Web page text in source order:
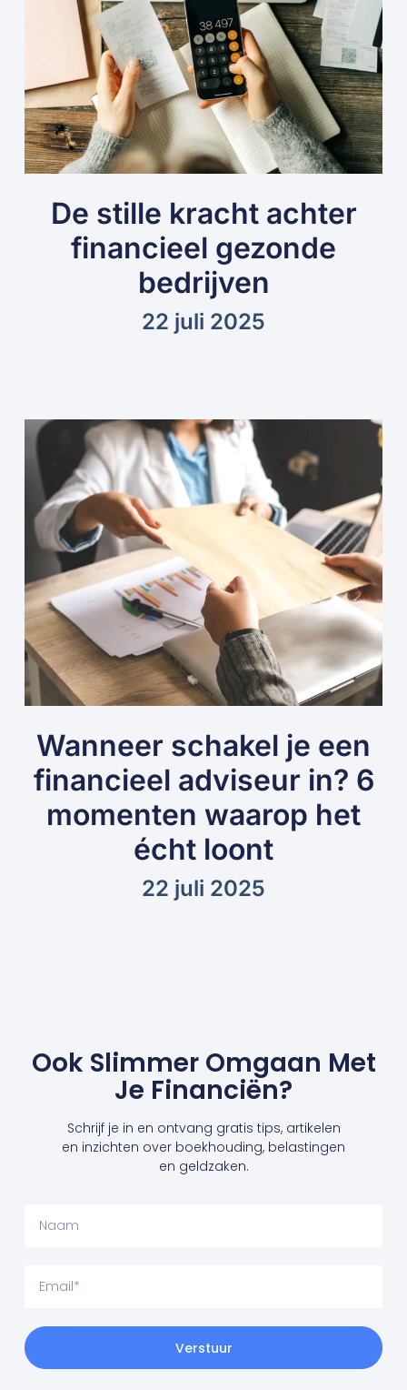
De stille kracht achter
financieel gezonde
bedrijven
22 juli 2025
Wanneer schakel je een
financieel adviseur in? 6
momenten waarop het
écht loont
22 juli 2025
Ook Slimmer Omgaan Met
Je Financiën?
Schrijf je in en ontvang gratis tips, artikelen
en inzichten over boekhouding, belastingen
en geldzaken.
Verstuur